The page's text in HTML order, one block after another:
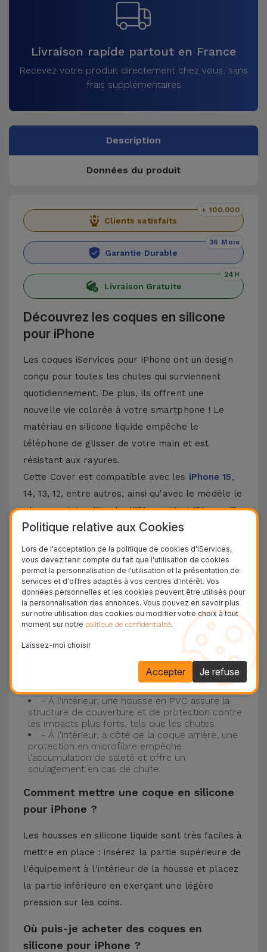
Livraison rapide partout en France
Recevez votre produit directement chez vous, sans
frais supplémentaires
Description
Données du produit
Clients satisfaits
+ 100.000
Garantie Durable
36 Mois
Livraison Gratuite
24H
Découvrez les coques en silicone
pour iPhone
Les coques iServices pour iPhone ont un design
conçu pour toutes les chutes qui surviennent
quotidiennement. De plus, ils offrent une
nouvelle vie colorée à votre smartphone ! Le
matériau en silicone liquide empêche le
téléphone de glisser de votre main et est
résistant aux rayures.
Cette Cover est compatible avec les iPhone 15,
14, 13, 12, entre autres, ainsi qu'avec le modèle le
plus populaire d'Apple, l'iPhone 16etiPhone 17.
Protection à 3 couches avec coques en
silicone
Nos coques en silicone pour iPhone ont une
construction robuste et de qualité, avec une
construction à trois couches, pour éviter au
maximum les accidents et les casses !
- Une première couche de silicone liquide
donne de la couleur et une couverture
complète à la coque arrière et au bord latéral de
votre smartphone. C'est un matériau résistant,
avec une finition antidérapante.
- À l'intérieur, une housse en PVC assure la
structure de couverture et de protection contre
les impacts plus forts, tels que les chutes.
- À l'intérieur, à côté de la coque arrière, une
protection en microfibre empêche
l'accumulation de saleté et offre un
soulagement en cas de chute.
Comment mettre une coque en silicone
pour iPhone ?
Les housses en silicone liquide sont très faciles à
mettre en place : insérez la partie supérieure de
l'équipement à l'intérieur de la housse et placez
la partie inférieure en exerçant une légère
pression sur les coins.
Où puis-je acheter des coques en
silicone pour iPhone ?
Politique relative aux Cookies
Lors de l'acceptation de la politique de cookies d'iServices,
vous devez tenir compte du fait que l'utilisation de cookies
permet la personnalisation de l'utilisation et la présentation de
services et d'offres adaptés à vos centres d'intérêt. Vos
données personnelles et les cookies peuvent être utilisés pour
la personnalisation des annonces. Vous pouvez en savoir plus
sur notre utilisation des cookies ou modifier votre choix à tout
moment sur notre politique de confidentialité.
Laissez-moi choisir
Je refuse
Accepter